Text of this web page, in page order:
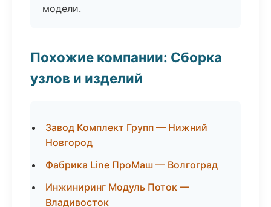
модели.
Похожие компании: Сборка
узлов и изделий
Завод Комплект Групп — Нижний
Новгород
Фабрика Line ПроМаш — Волгоград
Инжиниринг Модуль Поток —
Владивосток